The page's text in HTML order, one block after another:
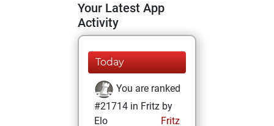
Your Latest App
Activity
Today
You are ranked
#21714 in Fritz by
Elo
Fritz